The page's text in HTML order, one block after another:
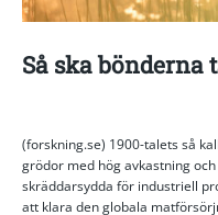
Så ska
(forskning.se) 1900-talets så
grödor med hög avkastning
skräddarsydda för industriell
att klara den globala